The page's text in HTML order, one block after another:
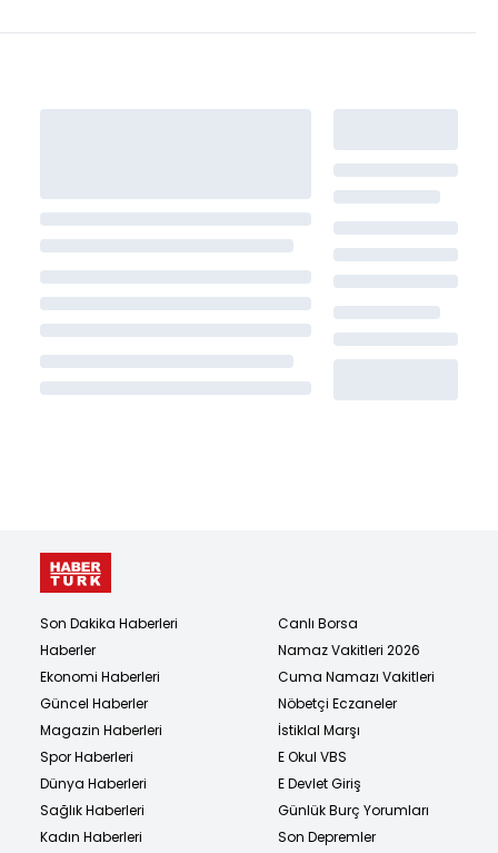
Son Dakika Haberleri
Haberler
Ekonomi Haberleri
Güncel Haberler
Magazin Haberleri
Spor Haberleri
Dünya Haberleri
Sağlık Haberleri
Kadın Haberleri
Canlı Borsa
Namaz Vakitleri 2026
Cuma Namazı Vakitleri
Nöbetçi Eczaneler
İstiklal Marşı
E Okul VBS
E Devlet Giriş
Günlük Burç Yorumları
Son Depremler